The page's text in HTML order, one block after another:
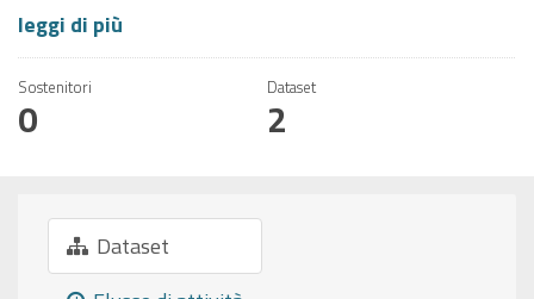
leggi di più
Sostenitori
0
Dataset
2
Dataset